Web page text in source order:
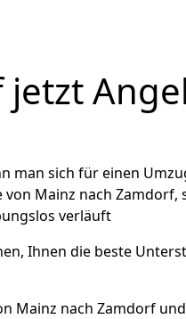
jetzt
man sich für einen
Mainz nach Zamdorf,
verläuft
Ihnen die beste
Mainz nach Zamdorf